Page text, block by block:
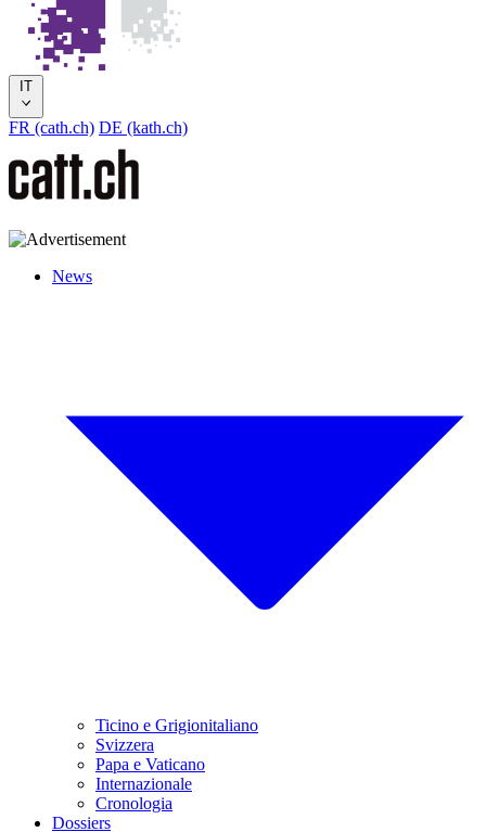
IT
FR (cath.ch) DE (kath.ch)
News
Ticino e Grigionitaliano
Svizzera
Papa e Vaticano
Internazionale
Cronologia
Dossiers